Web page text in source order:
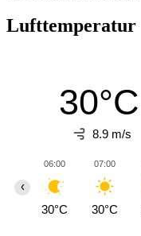
Lufttemperatur
30°C
8.9 m/s
06:00
30°C
07:00
30°C
‹